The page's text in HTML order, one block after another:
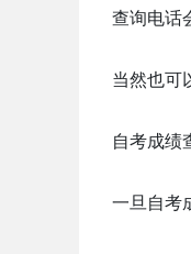
查询电话
当然也可
自考成绩
一旦自考